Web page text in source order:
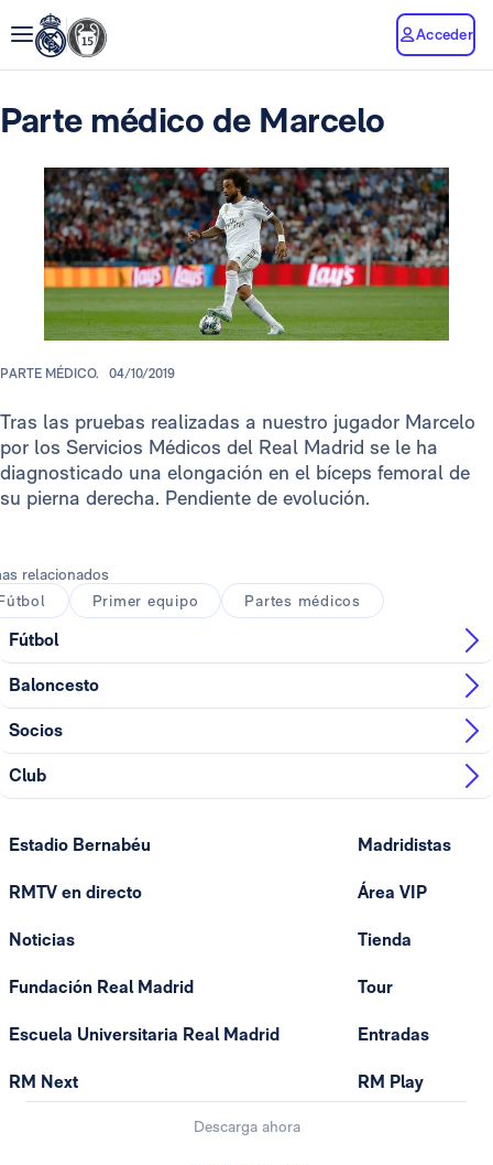
Acceder
Parte médico de Marcelo
PARTE MÉDICO. 04/10/2019
Tras las pruebas realizadas a nuestro jugador Marcelo
por los Servicios Médicos del Real Madrid se le ha
diagnosticado una elongación en el bíceps femoral de
su pierna derecha. Pendiente de evolución.
relacionados
Primer equipo Partes médicos
Fútbol
Baloncesto
Socios
Club
Estadio Bernabéu
RMTV en directo
Noticias
Fundación Real Madrid
Escuela Universitaria Real Madrid
RM Next
Madridistas
Área VIP
Tienda
Tour
Entradas
RM Play
Descarga ahora